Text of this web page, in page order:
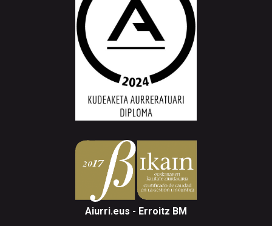
Aiurri.eus - Erroitz BM